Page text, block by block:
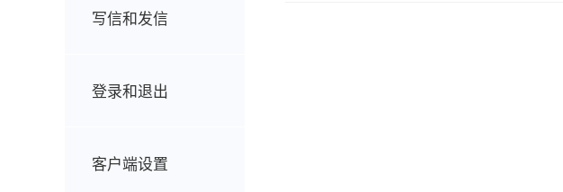
写信和发信
登录和退出
客户端设置